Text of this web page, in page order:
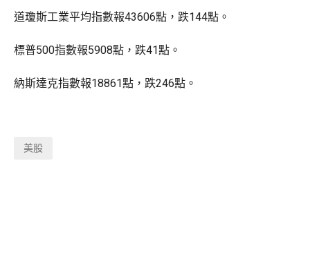
道瓊斯工業平均指數報43606點，跌144點。
標普500指數報5908點，跌41點。
納斯達克指數報18861點，跌246點。
美股